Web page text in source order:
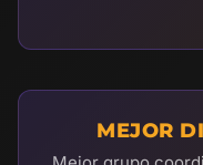
MEJOR